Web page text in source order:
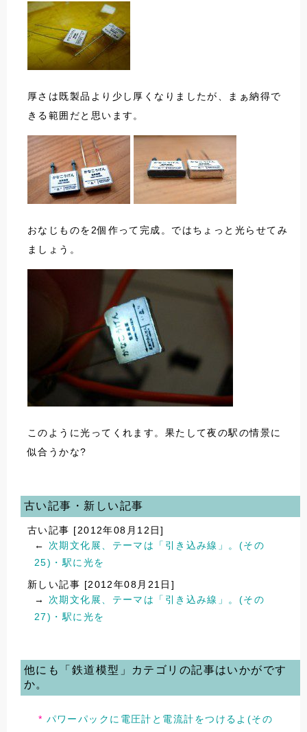
厚さは既製品より少し厚くなりましたが、まぁ納得で
きる範囲だと思います。
おなじものを2個作って完成。ではちょっと光らせてみ
ましょう。
このように光ってくれます。果たして夜の駅の情景に
似合うかな?
古い記事・新しい記事
古い記事 [2012年08月12日]
← 次期文化展、テーマは「引き込み線」。(その
25)・駅に光を
新しい記事 [2012年08月21日]
→ 次期文化展、テーマは「引き込み線」。(その
27)・駅に光を
他にも「鉄道模型」カテゴリの記事はいかがです
か。
パワーパックに電圧計と電流計をつけるよ(その